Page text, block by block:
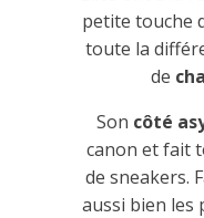
petite touche
toute la
de
Son côté
canon et fait
de sneakers.
aussi bien les